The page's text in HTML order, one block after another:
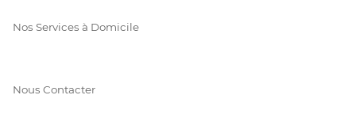
Nos Services à Domicile
Nous Contacter